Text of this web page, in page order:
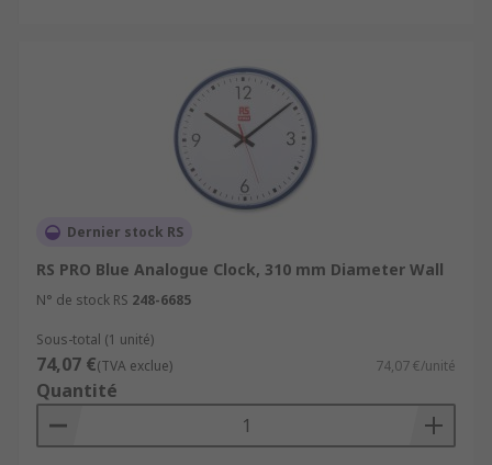
Dernier stock RS
RS PRO Blue Analogue Clock, 310 mm Diameter Wall
N° de stock RS 248-6685
Sous-total (1 unité)
74,07 €(TVA exclue) 74,07 €/unité
Quantité